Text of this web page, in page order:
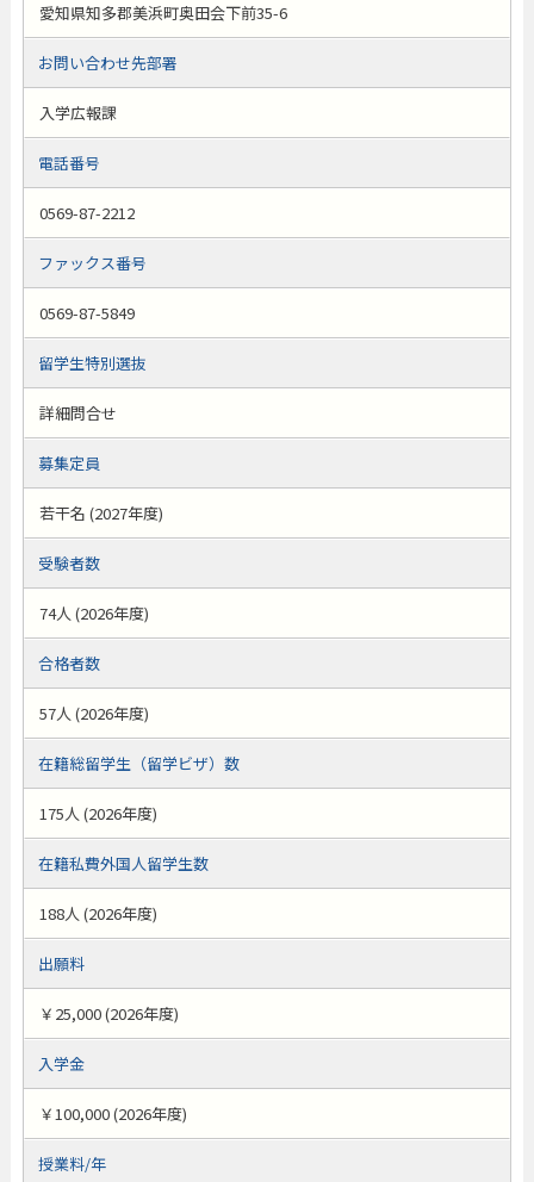
愛知県知多郡美浜町奥田会下前35-6
お問い合わせ先部署
入学広報課
電話番号
0569-87-2212
ファックス番号
0569-87-5849
留学生特別選抜
詳細問合せ
募集定員
若干名 (2027年度)
受験者数
74人 (2026年度)
合格者数
57人 (2026年度)
在籍総留学生（留学ビザ）数
175人 (2026年度)
在籍私費外国人留学生数
188人 (2026年度)
出願料
￥25,000 (2026年度)
入学金
￥100,000 (2026年度)
授業料/年